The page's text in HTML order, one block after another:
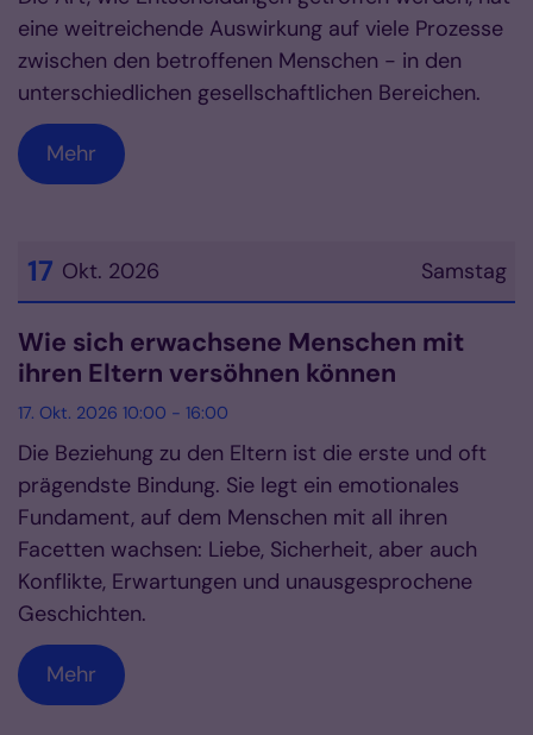
eine weitreichende Auswirkung auf viele Prozesse
zwischen den betroffenen Menschen - in den
unterschiedlichen gesellschaftlichen Bereichen.
Mehr
Samstag
17 Okt. 2026
Datum: 17. Oktober 2026
Wie sich erwachsene Menschen mit
ihren Eltern versöhnen können
17. Okt. 2026 10:00 - 16:00
Die Beziehung zu den Eltern ist die erste und oft
prägendste Bindung. Sie legt ein emotionales
Fundament, auf dem Menschen mit all ihren
Facetten wachsen: Liebe, Sicherheit, aber auch
Konflikte, Erwartungen und unausgesprochene
Geschichten.
Mehr